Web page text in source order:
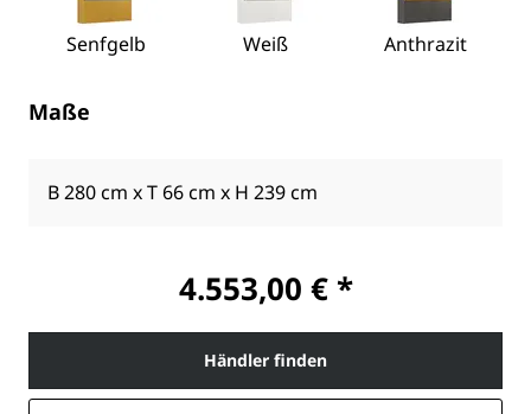
Senfgelb Weiß Anthrazit
Maße
B 280 cm x T 66 cm x H 239 cm
4.553,00 € *
Händler finden